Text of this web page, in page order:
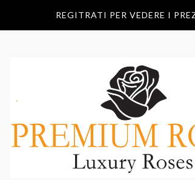
REGITRATI PER VEDERE I